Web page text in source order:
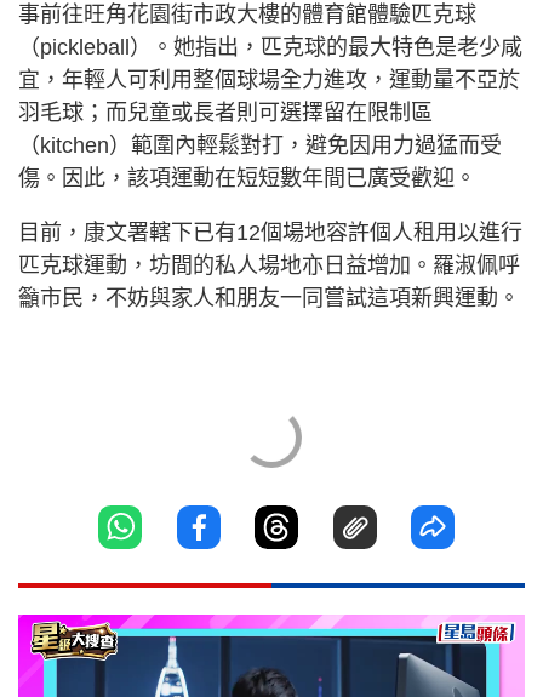
事前往旺角花園街市政大樓的體育館體驗匹克球
（pickleball）。她指出，匹克球的最大特色是老少咸
宜，年輕人可利用整個球場全力進攻，運動量不亞於
羽毛球；而兒童或長者則可選擇留在限制區
（kitchen）範圍內輕鬆對打，避免因用力過猛而受
傷。因此，該項運動在短短數年間已廣受歡迎。
目前，康文署轄下已有12個場地容許個人租用以進行
匹克球運動，坊間的私人場地亦日益增加。羅淑佩呼
籲市民，不妨與家人和朋友一同嘗試這項新興運動。